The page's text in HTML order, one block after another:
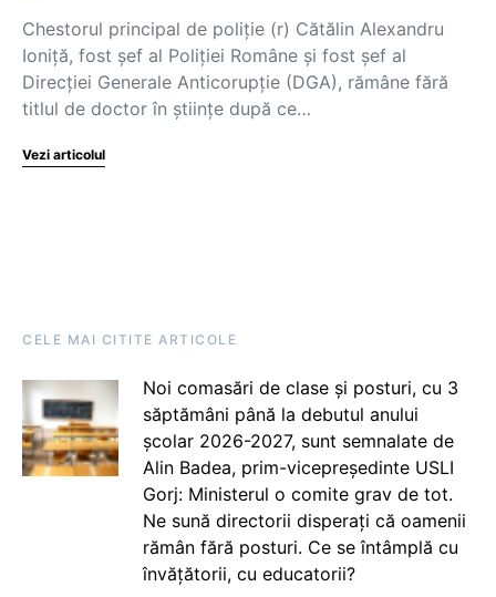
Chestorul principal de poliție (r) Cătălin Alexandru
Ioniță, fost șef al Poliției Române și fost șef al
Direcției Generale Anticorupție (DGA), rămâne fără
titlul de doctor în științe după ce…
Vezi articolul
CELE MAI CITITE ARTICOLE
Noi comasări de clase și posturi, cu 3
săptămâni până la debutul anului
școlar 2026-2027, sunt semnalate de
Alin Badea, prim-vicepreședinte USLI
Gorj: Ministerul o comite grav de tot.
Ne sună directorii disperați că oamenii
rămân fără posturi. Ce se întâmplă cu
învățătorii, cu educatorii?